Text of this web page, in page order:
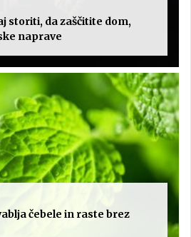
storiti, da zaščitite dom,
naprave
čebele in raste brez